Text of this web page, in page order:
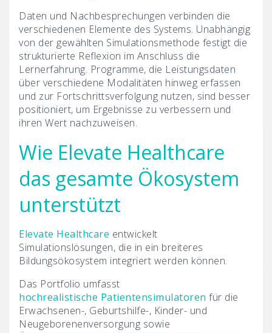
Daten und Nachbesprechungen verbinden die
verschiedenen Elemente des Systems. Unabhängig
von der gewählten Simulationsmethode festigt die
strukturierte Reflexion im Anschluss die
Lernerfahrung. Programme, die Leistungsdaten
über verschiedene Modalitäten hinweg erfassen
und zur Fortschrittsverfolgung nutzen, sind besser
positioniert, um Ergebnisse zu verbessern und
ihren Wert nachzuweisen.
Wie Elevate Healthcare
das gesamte Ökosystem
unterstützt
Elevate Healthcare entwickelt
Simulationslösungen, die in ein breiteres
Bildungsökosystem integriert werden können.
Das Portfolio umfasst
hochrealistische Patientensimulatoren für die
Erwachsenen-, Geburtshilfe-, Kinder- und
Neugeborenenversorgung sowie